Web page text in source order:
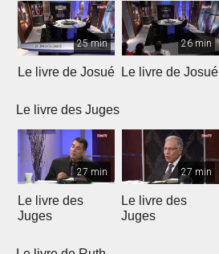
25 min
Le livre de Josué
26 min
Le livre de Josué
Le livre des Juges
27 min
Le livre des
Juges
27 min
Le livre des
Juges